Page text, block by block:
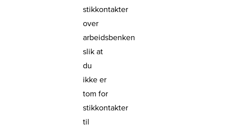
stikkontakter
over
arbeidsbenken
slik at
du
ikke er
tom for
stikkontakter
til